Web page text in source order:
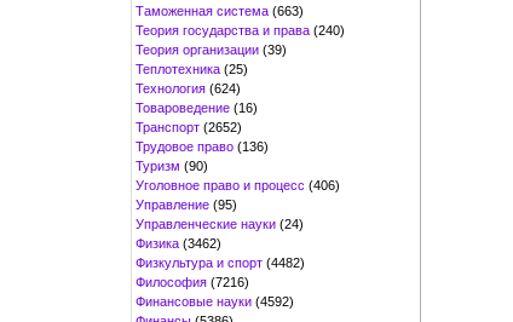
Таможенная система (663)
Теория государства и права (240)
Теория организации (39)
Теплотехника (25)
Технология (624)
Товароведение (16)
Транспорт (2652)
Трудовое право (136)
Туризм (90)
Уголовное право и процесс (406)
Управление (95)
Управленческие науки (24)
Физика (3462)
Физкультура и спорт (4482)
Философия (7216)
Финансовые науки (4592)